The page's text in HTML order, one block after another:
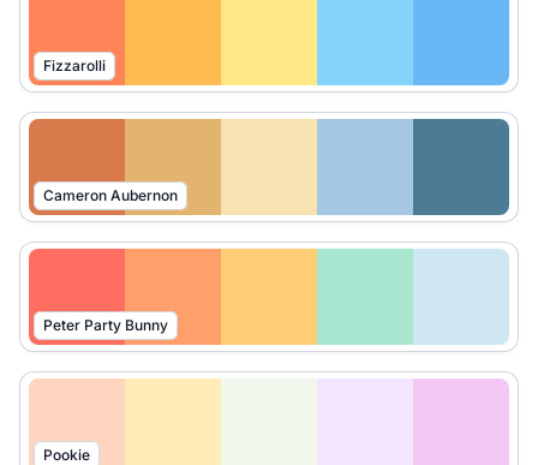
Fizzarolli
Cameron Aubernon
Peter Party Bunny
Pookie